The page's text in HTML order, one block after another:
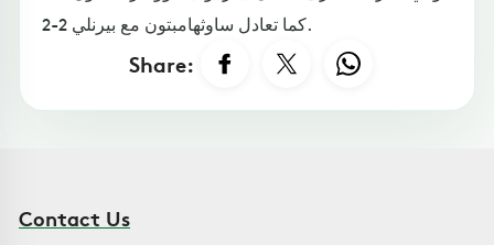
كما تعادل ساوثهامبتون مع بيرنلي 2-2.
Share:
Contact Us